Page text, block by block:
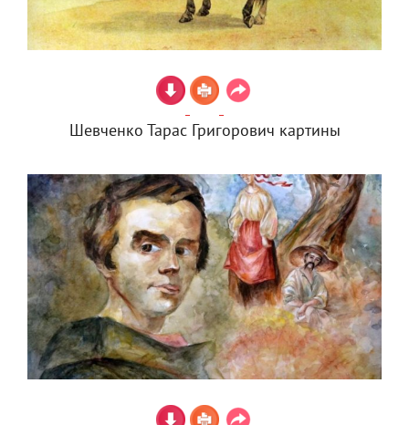
Шевченко Тарас Григорович картины